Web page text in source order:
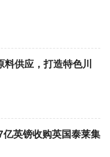
供应，打造特色川
英镑收购英国泰莱集